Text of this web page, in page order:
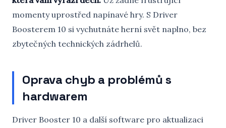
momenty uprostřed napínavé hry. S Driver
Boosterem 10 si vychutnáte herní svět naplno, bez
zbytečných technických zádrhelů.
Oprava chyb a problémů s
hardwarem
Driver Booster 10 a další software pro aktualizaci